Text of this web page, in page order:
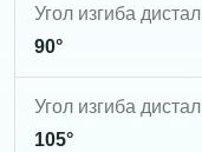
Угол изгиба
90°
Угол изгиба
105°